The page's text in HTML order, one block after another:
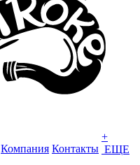
Компания Контакты
+
ЕЩЕ